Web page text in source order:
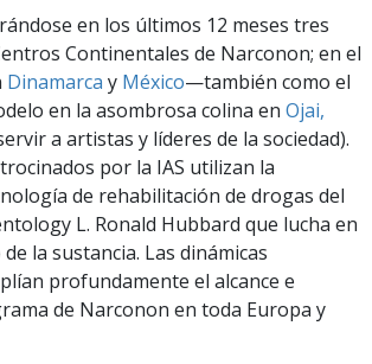
en los últimos 12 meses tres
Continentales de Narconon; en el
Dinamarca y México—también como el
en la asombrosa colina en Ojai,
a artistas y líderes de la sociedad).
por la IAS utilizan la
de rehabilitación de drogas del
L. Ronald Hubbard que lucha en
la sustancia. Las dinámicas
profundamente el alcance e
de Narconon en toda Europa y